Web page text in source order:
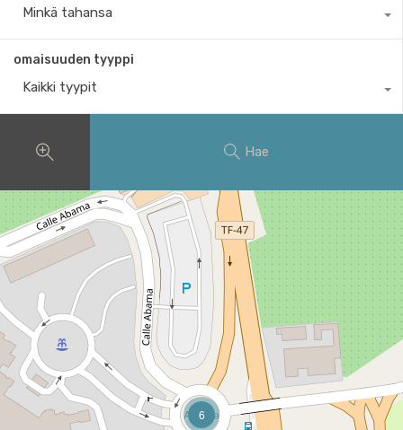
Minkä tahansa
omaisuuden tyyppi
Kaikki tyypit
Hae
6